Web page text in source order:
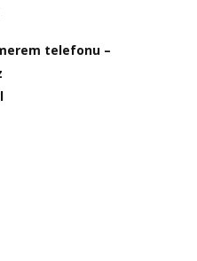
telefonu –